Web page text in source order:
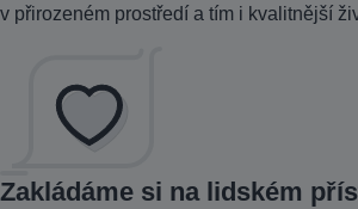
v přirozeném prostředí a tím i kvalitnější
Zakládáme si na lidském